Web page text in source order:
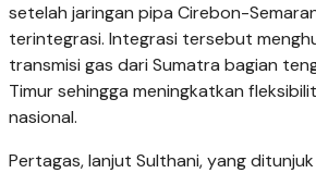
setelah jaringan pipa Cirebon-
terintegrasi. Integrasi tersebut
transmisi gas dari Sumatra bagian
Timur sehingga meningkatkan
nasional.
Pertagas, lanjut Sulthani, yang